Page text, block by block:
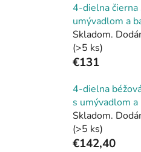
4-dielna čierna
umývadlom a
Skladom.
(>5 ks)
€131
4-dielna
s umývadlom
Skladom.
(>5 ks)
€142,40